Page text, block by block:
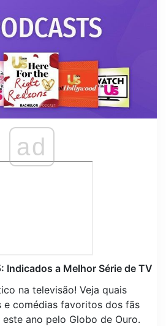
ad
Indicados a Melhor Série de TV
na televisão! Veja quais
e comédias favoritos dos fãs
ano pelo Globo de Ouro.